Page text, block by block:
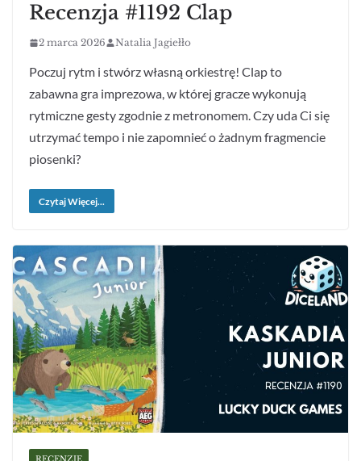
Recenzja #1192 Clap
2 marca 2026 Natalia Jagiełło
Poczuj rytm i stwórz własną orkiestrę! Clap to
zabawna gra imprezowa, w której gracze wykonują
rytmiczne gesty zgodnie z metronomem. Czy uda Ci się
utrzymać tempo i nie zapomnieć o żadnym fragmencie
piosenki?
Czytaj Więcej...
RECENZJE